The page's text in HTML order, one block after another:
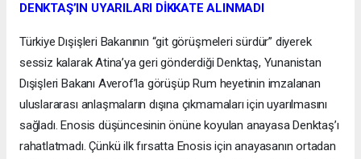
DENKTAŞ’IN UYARILARI DİKKATE ALINMADI
Türkiye Dışişleri Bakanının “git görüşmeleri sürdür” diyerek
sessiz kalarak Atina’ya geri gönderdiği Denktaş, Yunanistan
Dışişleri Bakanı Averof’la görüşüp Rum heyetinin imzalanan
uluslararası anlaşmaların dışına çıkmamaları için uyarılmasını
sağladı. Enosis düşüncesinin önüne koyulan anayasa Denktaş’ı
rahatlatmadı. Çünkü ilk fırsatta Enosis için anayasanın ortadan